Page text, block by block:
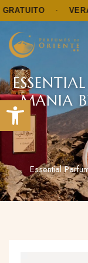
Abrir barra de
·
MANIA
Essential